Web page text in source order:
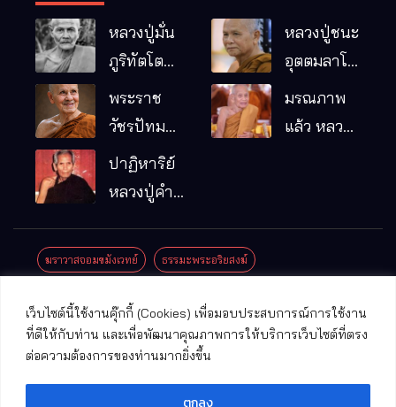
เว็บไซต์นี้ใช้งานคุ๊กกี้ (Cookies) เพื่อมอบประสบการณ์การใช้งาน
ที่ดีให้กับท่าน และเพื่อพัฒนาคุณภาพการให้บริการเว็บไซต์ที่ตรง
ต่อความต้องการของท่านมากยิ่งขึ้น
ตกลง
หลวงปู่มั่น
ภูริทัตโต
พระอริยเจ้า
ผู้เป็นบิดา
รมฐาน
หลวงปู่ชนะ
อุตตมลาโภ
หมากอื๋อ
พระราช
วัชรปัทม
คุณ (หลวง
ปู่บัวเกตุ
แล้ว วัดป่า
อ.แม่ริม
จ.เชียงใหม่
มรณภาพ
แล้ว หลวง
ปาฏิหาริย์
หลวงปู่คำ
มณี
ฆราวาสจอมขมังเวทย์ ธรรมะพระอริยสงฆ์
ปาฏิหาริย์พระเครื่อง
พระพุทธรูปศักดิ์สิทธิ์ วัดที่สําคัญ